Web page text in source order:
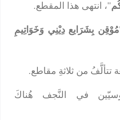
"، انتهى هذا المقطع.
بِشَرَايع دِيْنِي وَخَوَاتِيمِ
تتألَّفُ من ثلاثةِ مقاطع.
في النَّجف هُناكَ